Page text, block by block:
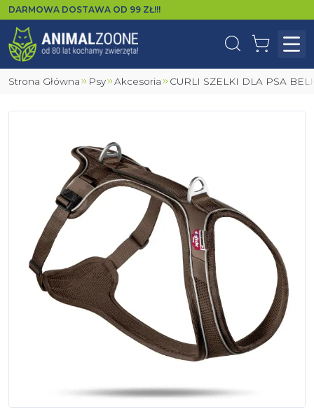
DARMOWA DOSTAWA OD 99 ZŁ!!!
WyszukajKoszyk
Strona Główna Psy Akcesoria CURLI SZELKI DLA PSA